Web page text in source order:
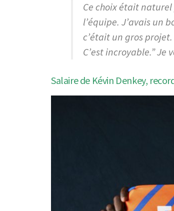
Ce choix était
l’équipe. J’avais un
c’était un gros projet.
C’est incroyable.”
Salaire de Kévin Denkey,